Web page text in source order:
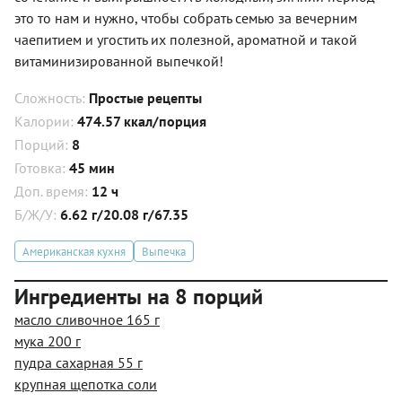
это то нам и нужно, чтобы собрать семью за вечерним
чаепитием и угостить их полезной, ароматной и такой
витаминизированной выпечкой!
Сложность: Простые рецепты
Калории: 474.57 ккал/порция
Порций: 8
Готовка: 45 мин
Доп. время: 12 ч
Б/Ж/У: 6.62 г/20.08 г/67.35
Американская кухня Выпечка
Ингредиенты на 8 порций
масло сливочное 165 г
мука 200 г
пудра сахарная 55 г
крупная щепотка соли